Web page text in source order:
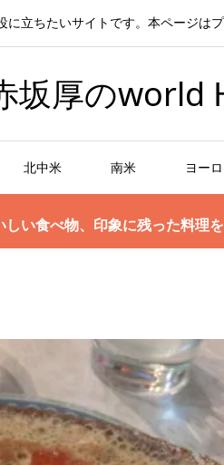
立ちたいサイトです。本ページは
坂厚のworld
北中米 南米 ヨー
い食べ物、印象に残った料理を